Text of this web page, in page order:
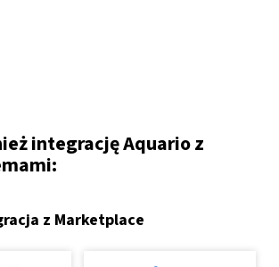
integrację Aquario z
z Marketplace